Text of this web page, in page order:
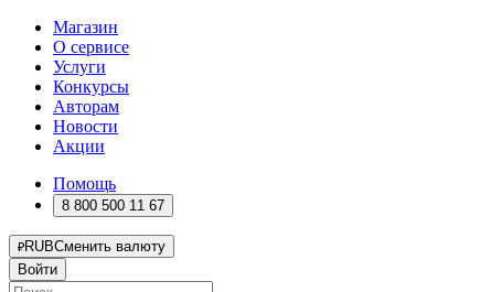
Магазин
О сервисе
Услуги
Конкурсы
Авторам
Новости
Акции
Помощь
8 800 500 11 67
RUBСменить валюту
Войти